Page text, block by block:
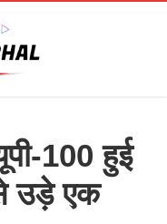
100 हुई
उड़े एक